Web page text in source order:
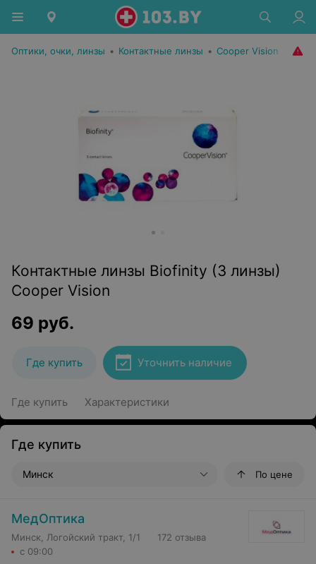
Оптики, очки, линзы • Контактные линзы • Cooper Vision
Контактные линзы Biofinity (3 линзы)
Cooper Vision
69 руб.
Где купить Уточнить наличие
Где купить Характеристики
Где купить
Минск По цене
МедОптика
Минск, Логойский тракт, 1/1
с 09:00
172 отзыва